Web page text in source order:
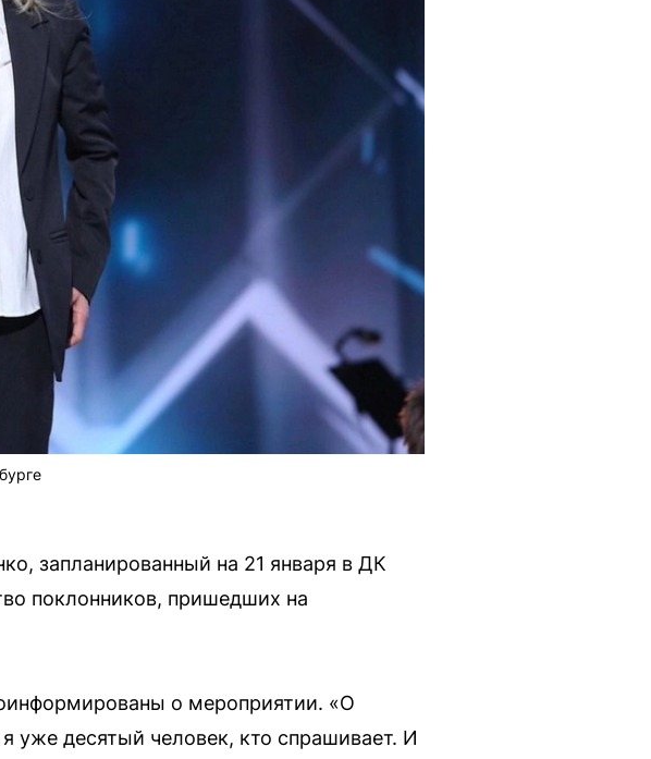
запланированный на 21 января в ДК
поклонников, пришедших на
о мероприятии. «О
уже десятый человек, кто спрашивает. И